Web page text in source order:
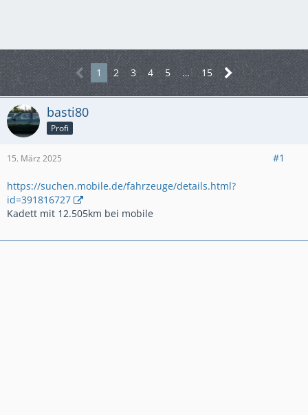
1 2 3 4 5 … 15
basti80
Profi
15. März 2025 #1
https://suchen.mobile.de/fahrzeuge/details.html?
id=391816727
Kadett mit 12.505km bei mobile